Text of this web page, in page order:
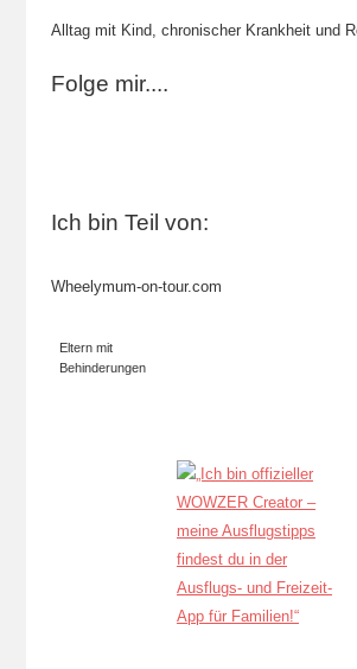
Alltag mit Kind, chronischer Krankheit und
Folge mir....
Ich bin Teil von:
Wheelymum-on-tour.com
Eltern mit
Behinderungen